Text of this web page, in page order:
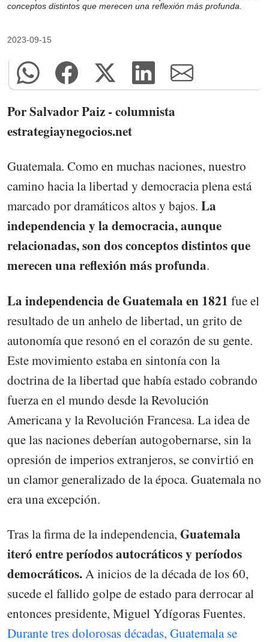
conceptos distintos que merecen una reflexión más profunda.
2023-09-15
Por Salvador Paiz - columnista
estrategiaynegocios.net
Guatemala. Como en muchas naciones, nuestro
camino hacia la libertad y democracia plena está
marcado por dramáticos altos y bajos. La
independencia y la democracia, aunque
relacionadas, son dos conceptos distintos que
merecen una reflexión más profunda.
La independencia de Guatemala en 1821 fue el
resultado de un anhelo de libertad, un grito de
autonomía que resonó en el corazón de su gente.
Este movimiento estaba en sintonía con la
doctrina de la libertad que había estado cobrando
fuerza en el mundo desde la Revolución
Americana y la Revolución Francesa. La idea de
que las naciones deberían autogobernarse, sin la
opresión de imperios extranjeros, se convirtió en
un clamor generalizado de la época. Guatemala no
era una excepción.
Tras la firma de la independencia, Guatemala
iteró entre períodos autocráticos y períodos
democráticos.A inicios de la década de los 60,
sucede el fallido golpe de estado para derrocar al
entonces presidente, Miguel Ydígoras Fuentes.
Durante tres dolorosas décadas, Guatemala se